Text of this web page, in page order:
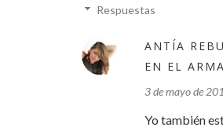
Respuestas
ANTÍA
EN EL
3 de mayo de
Yo también